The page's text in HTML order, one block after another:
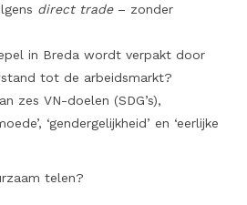
direct trade– zonder
in Breda wordt verpakt door
tot de arbeidsmarkt?
zes VN-doelen (SDG’s),
‘gendergelijkheid’ en ‘eerlijke
telen?